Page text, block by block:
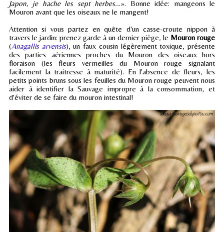
Japon, je hache les sept herbes...». Bonne idée: mangeons le
Mouron avant que les oiseaux ne le mangent!
Attention si vous partez en quête d'un casse-croute nippon à
travers le jardin: prenez garde à un dernier piège, le Mouron rouge
(Anagallis arvensis), un faux cousin légèrement toxique, présente
des parties aériennes proches du Mouron des oiseaux hors
floraison (les fleurs vermeilles du Mouron rouge signalant
facilement la traitresse à maturité). En l'absence de fleurs, les
petits points bruns sous les feuilles du Mouron rouge peuvent nous
aider à identifier la Sauvage impropre à la consommation, et
d'éviter de se faire du mouron intestinal!